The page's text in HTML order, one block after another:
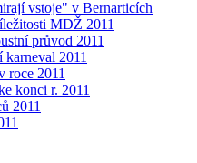
vstoje" v Bernarticích
MDŽ 2011
průvod 2011
karneval 2011
roce 2011
konci r. 2011
2011